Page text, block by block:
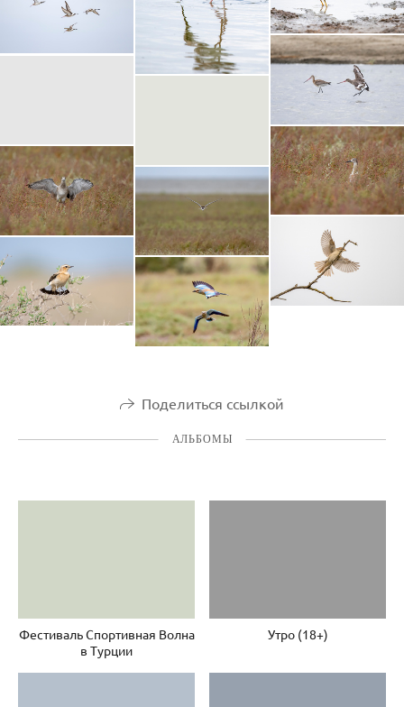
Поделиться ссылкой
АЛЬБОМЫ
Фестиваль Спортивная Волна
в Турции
Утро (18+)